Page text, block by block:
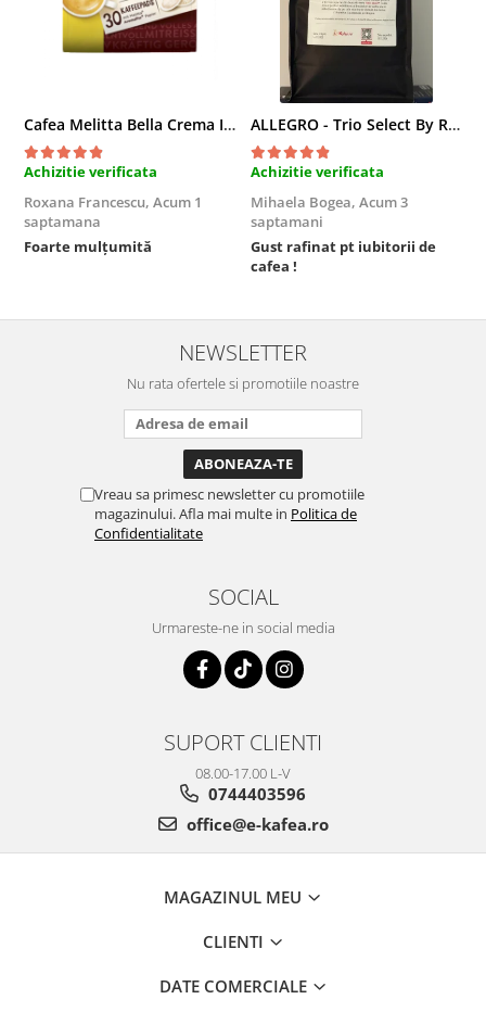
Cafea Melitta Bella Crema Intenso, 30 paduri, compatibile Senseo
Achizitie verificata
Roxana Francescu, Acum 1
saptamana
Foarte mulțumită
ALLEGRO - Trio Select By Razvan Paunescu, 1 kg, 100% Arabica, (Columbia, Guatemala, Etiopia)
Achizitie verificata
Mihaela Bogea, Acum 3
saptamani
Gust rafinat pt iubitorii de
cafea !
NEWSLETTER
Nu rata ofertele si promotiile noastre
Vreau sa primesc newsletter cu promotiile
magazinului. Afla mai multe in Politica de
Confidentialitate
SOCIAL
Urmareste-ne in social media
SUPORT CLIENTI
08.00-17.00 L-V
0744403596
office@e-kafea.ro
MAGAZINUL MEU
CLIENTI
DATE COMERCIALE